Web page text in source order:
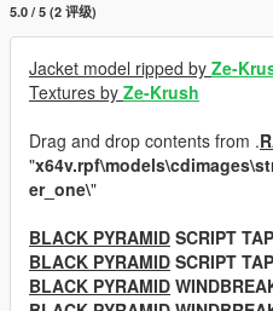
5.0 / 5 (2 评级)
Jacket model ripped by Ze-
Textures by Ze-Krush
Drag and drop contents from .
"
er_one\"
BLACK PYRAMID SCRIPT
BLACK PYRAMID SCRIPT
BLACK PYRAMID